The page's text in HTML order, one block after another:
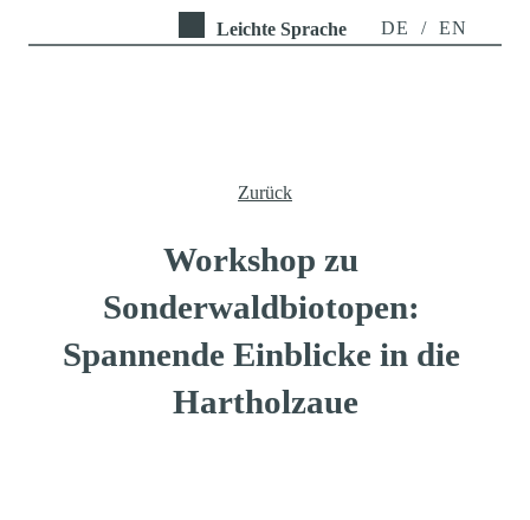
Leichte Sprache DE / EN
Zurück
Workshop zu
Sonderwaldbiotopen:
Spannende Einblicke in die
Hartholzaue